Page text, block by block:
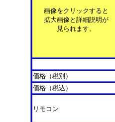
画像をクリックすると
拡大画像と詳細説明が
見られます。
価格（税別）
価格（税込）
リモコン